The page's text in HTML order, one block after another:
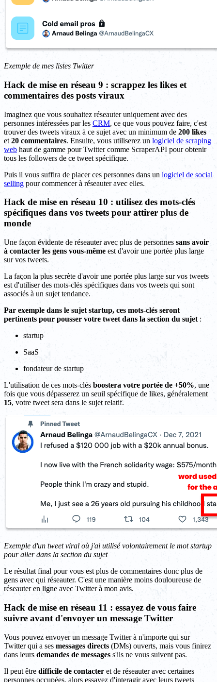
Exemple de mes listes Twitter
Hack de mise en réseau 9 : scrappez les likes et
commentaires des posts viraux
Imaginez que vous souhaitez réseauter uniquement avec des
personnes intéressées par les CRM, ce que vous pouvez faire, c'est
trouver des tweets viraux à ce sujet avec un minimum de 200 likes
et 20 commentaires. Ensuite, vous utiliserez un logiciel de scraping
web haut de gamme pour Twitter comme ScraperAPI pour obtenir
tous les followers de ce tweet spécifique.
Puis il vous suffira de placer ces personnes dans un logiciel de social
selling pour commencer à réseauter avec elles.
Hack de mise en réseau 10 : utilisez des mots-clés
spécifiques dans vos tweets pour attirer plus de
monde
Une façon évidente de réseauter avec plus de personnes sans avoir
à contacter les gens vous-même est d'avoir une portée plus large
sur vos tweets.
La façon la plus secrète d'avoir une portée plus large sur vos tweets
est d'utiliser des mots-clés spécifiques dans vos tweets qui sont
associés à un sujet tendance.
Par exemple dans le sujet startup, ces mots-clés seront
pertinents pour pousser votre tweet dans la section du sujet :
startup
SaaS
fondateur de startup
L'utilisation de ces mots-clés boostera votre portée de +50%, une
fois que vous dépasserez un seuil spécifique de likes, généralement
15, votre tweet sera dans le sujet relatif.
Exemple d'un tweet viral où j'ai utilisé volontairement le mot startup
pour aller dans la section du sujet
Le résultat final pour vous est plus de commentaires donc plus de
gens avec qui réseauter. C'est une manière moins douloureuse de
réseauter en ligne avec Twitter à mon avis.
Hack de mise en réseau 11 : essayez de vous faire
suivre avant d'envoyer un message Twitter
Vous pouvez envoyer un message Twitter à n'importe qui sur
Twitter qui a ses messages directs (DMs) ouverts, mais vous finirez
dans leurs demandes de messages s'ils ne vous suivent pas.
Il peut être difficile de contacter et de réseauter avec certaines
personnes occupées, alors essayez d'interagir avec leurs tweets